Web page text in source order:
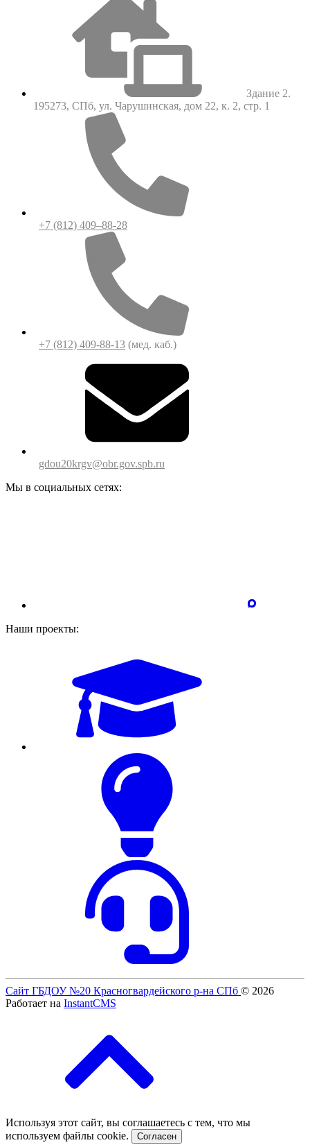
Здание 2.
195273, СПб, ул. Чарушинская, дом 22, к. 2, стр. 1
+7 (812) 409–88-28
+7 (812) 409-88-13 (мед. каб.)
gdou20krgv@obr.gov.spb.ru
Мы в социальных сетях:
Наши проекты:
Сайт ГБДОУ №20 Красногвардейского р-на СПб © 2026
Работает на InstantCMS
Используя этот сайт, вы соглашаетесь с тем, что мы
используем файлы cookie.
Согласен